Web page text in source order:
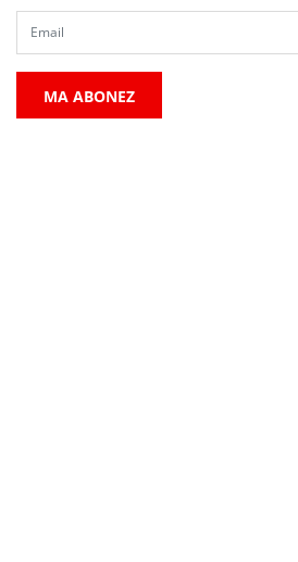
MA ABONEZ